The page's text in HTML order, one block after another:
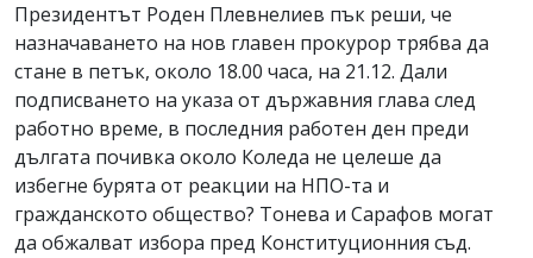
Президентът Роден Плевнелиев пък реши, че
назначаването на нов главен прокурор трябва да
стане в петък, около 18.00 часа, на 21.12. Дали
подписването на указа от държавния глава след
работно време, в последния работен ден преди
дългата почивка около Коледа не целеше да
избегне бурята от реакции на НПО-та и
гражданското общество? Тонева и Сарафов могат
да обжалват избора пред Конституционния съд.